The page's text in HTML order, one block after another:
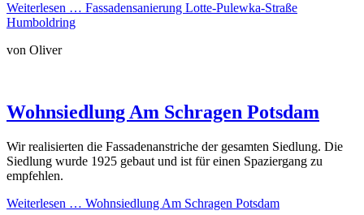
Weiterlesen … Fassadensanierung Lotte-Pulewka-Straße
Humboldring
von Oliver
Wohnsiedlung Am Schragen Potsdam
Wir realisierten die Fassadenanstriche der gesamten Siedlung. Die
Siedlung wurde 1925 gebaut und ist für einen Spaziergang zu
empfehlen.
Weiterlesen … Wohnsiedlung Am Schragen Potsdam